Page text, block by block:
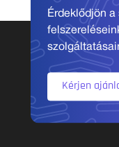
Érdeklődjön
Kérjen